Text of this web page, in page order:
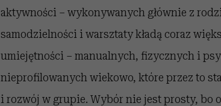
aktywności – wykonywanych głównie z
samodzielności i warsztaty kładą coraz
umiejętności – manualnych, fizycznych i
nieprofilowanych wiekowo, które przez to
i rozwój w grupie. Wybór nie jest prosty, bo